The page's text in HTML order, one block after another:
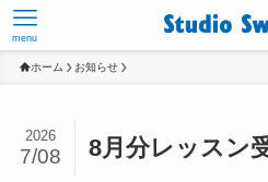
menu
ホーム お知らせ
8月分レッスン
2026
7/08